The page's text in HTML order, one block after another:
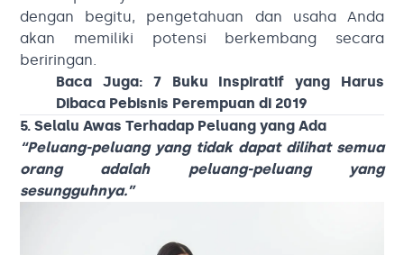
dengan begitu, pengetahuan dan usaha Anda
akan memiliki potensi berkembang secara
beriringan.
Baca Juga: 7 Buku Inspiratif yang Harus
Dibaca Pebisnis Perempuan di 2019
5. Selalu Awas Terhadap Peluang yang Ada
“Peluang-peluang yang tidak dapat dilihat semua
orang adalah peluang-peluang yang
sesungguhnya.”